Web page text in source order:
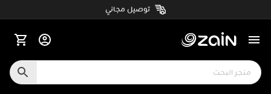
توصيل مجاني